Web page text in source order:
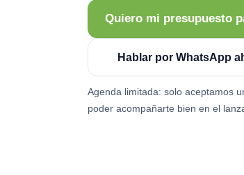
Quiero mi presupuesto
Hablar por WhatsApp
Agenda limitada: solo aceptamos
poder acompañarte bien en el